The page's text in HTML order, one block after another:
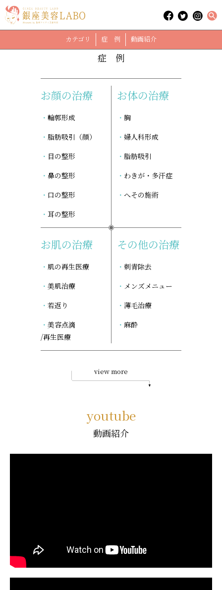
カテゴリ 症 例 動画紹介
「豊胸」に関する記事
case
症 例
お顔の治療
輪郭形成
脂肪吸引（顔）
目の整形
鼻の整形
口の整形
耳の整形
お体の治療
胸
婦人科形成
脂肪吸引
わきが・多汗症
へその施術
お肌の治療
肌の再生医療
美肌治療
若返り
美容点滴
/再生医療
その他の治療
刺青除去
メンズメニュー
薄毛治療
麻酔
view more
youtube
動画紹介